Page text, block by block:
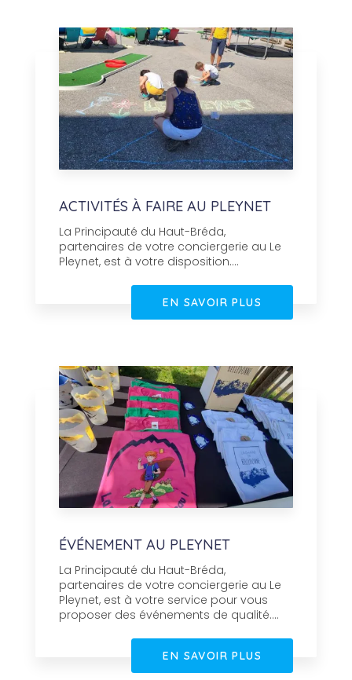
ACTIVITÉS À FAIRE AU PLEYNET
La Principauté du Haut-Bréda,
partenaires de votre conciergerie au Le
Pleynet, est à votre disposition....
EN SAVOIR PLUS
ÉVÉNEMENT AU PLEYNET
La Principauté du Haut-Bréda,
partenaires de votre conciergerie au Le
Pleynet, est à votre service pour vous
proposer des événements de qualité....
EN SAVOIR PLUS